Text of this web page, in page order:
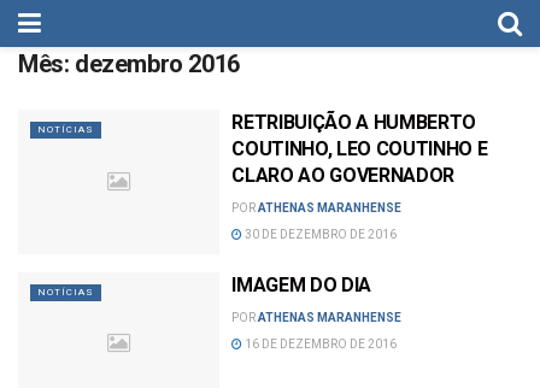
Mês: dezembro 2016
NOTÍCIAS
RETRIBUIÇÃO A HUMBERTO
COUTINHO, LEO COUTINHO E
CLARO AO GOVERNADOR
PORATHENAS MARANHENSE
30 DE DEZEMBRO DE 2016
NOTÍCIAS IMAGEM DO DIA
PORATHENAS MARANHENSE
16 DE DEZEMBRO DE 2016